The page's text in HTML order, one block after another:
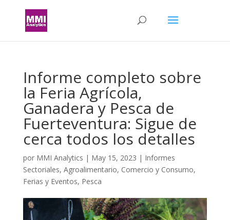
Informe completo sobre
la Feria Agrícola,
Ganadera y Pesca de
Fuerteventura: Sigue de
cerca todos los detalles
por MMI Analytics | May 15, 2023 | Informes
Sectoriales, Agroalimentario, Comercio y Consumo,
Ferias y Eventos, Pesca